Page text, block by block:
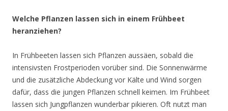
Welche Pflanzen lassen sich in einem Frühbeet
heranziehen?
In Frühbeeten lassen sich Pflanzen aussäen, sobald die
intensivsten Frostperioden vorüber sind. Die Sonnenwärme
und die zusätzliche Abdeckung vor Kälte und Wind sorgen
dafür, dass die jungen Pflanzen schnell keimen. Im Frühbeet
lassen sich Jungpflanzen wunderbar pikieren. Oft nutzt man